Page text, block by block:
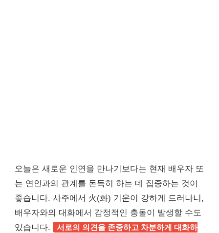
오늘은 새로운 인연을 만나기보다는 현재 배우자 또
는 연인과의 관계를 돈독히 하는 데 집중하는 것이
좋습니다. 사주에서 火(화) 기운이 강하게 드러나니,
배우자와의 대화에서 감정적인 충돌이 발생할 수도
있습니다.
서로의 의견을 존중하고 차분하게 대화하